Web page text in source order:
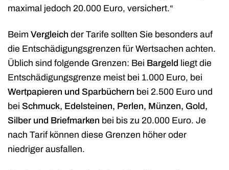
maximal jedoch 20.000 Euro, versichert.“
Beim Vergleich der Tarife sollten Sie besonders auf
die Entschädigungsgrenzen für Wertsachen achten.
Üblich sind folgende Grenzen: Bei Bargeld liegt die
Entschädigungsgrenze meist bei 1.000 Euro, bei
Wertpapieren und Sparbüchern bei 2.500 Euro und
bei Schmuck, Edelsteinen, Perlen, Münzen, Gold,
Silber und Briefmarken bei bis zu 20.000 Euro. Je
nach Tarif können diese Grenzen höher oder
niedriger ausfallen.